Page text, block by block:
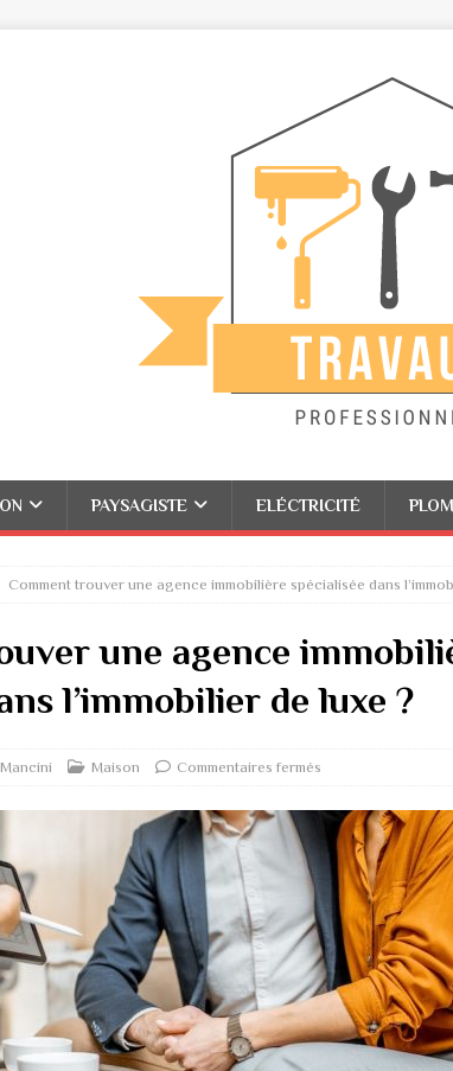
PAYSAGISTE ELÉCTRICITÉ
Comment trouver une agence immobilière spécialisée dans
une agence
l’immobilier de luxe ?
Maison Commentaires fermés